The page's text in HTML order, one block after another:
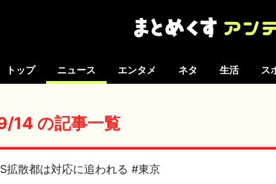
トップ ニュース エンタメ ネタ 生活 ス
14 の記事一覧
拡散都は対応に追われる #東京